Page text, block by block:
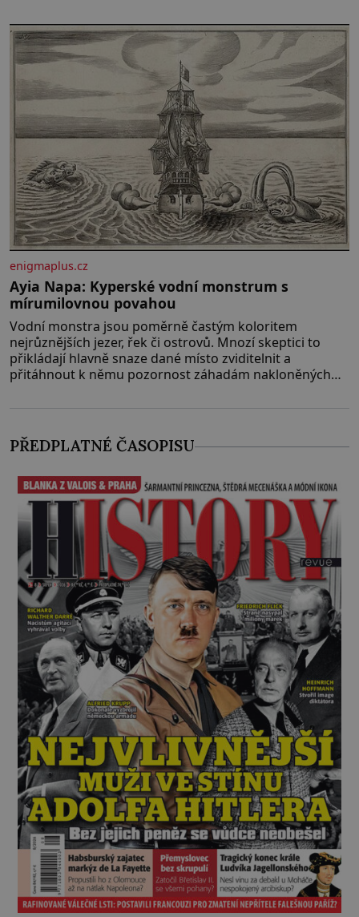
jednoduchost, měkkost a bezpečí, proto by pokoj
miminka měl působit především klidně a útulně.
Předškolní věk je
enigmaplus.cz
Ayia Napa: Kyperské vodní monstrum s
mírumilovnou povahou
Vodní monstra jsou poměrně častým koloritem
nejrůznějších jezer, řek či ostrovů. Mnozí skeptici to
přikládají hlavně snaze dané místo zviditelnit a
přitáhnout k němu pozornost záhadám nakloněných
PŘEDPLATNÉ ČASOPISU